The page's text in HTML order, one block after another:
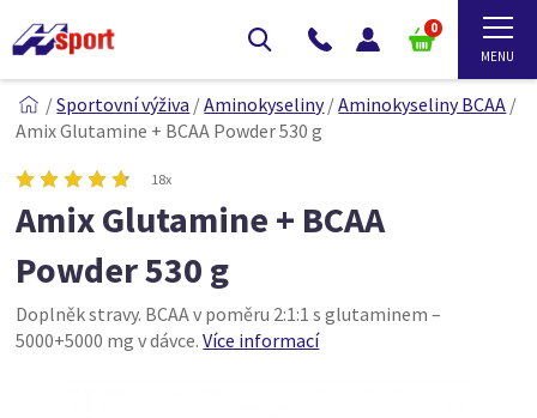
0
/Sportovní výživa /Aminokyseliny/Aminokyseliny BCAA /
Amix Glutamine + BCAA Powder 530 g
18x
Amix Glutamine + BCAA
Powder 530 g
Doplněk stravy. BCAA v poměru 2:1:1 s glutaminem –
5000+5000 mg v dávce.Více informací